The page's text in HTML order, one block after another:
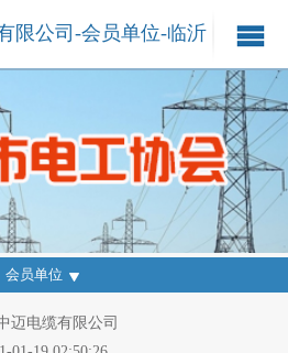
限公司-会员单位-临沂
沂市电工协会
会员单位
迈电缆有限公司